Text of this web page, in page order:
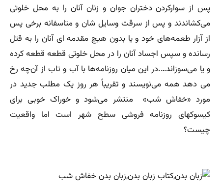
پس از سوارکردن دختران جوان و زنان آنان را به محل خلوتی
می‌کشاندند و پس از سرقت وسایل شان و متاسفانه برخی پس
از آزار طعمه‌های خود و یا بدون هیچ مقدمه ای آنان را به قتل
رسانده و سپس اجساد آنان را در محل خلوتی قطعه قطعه کرده
و یا می‌سوزاند….در این میان روزنامه‌ها با آب و تاب از آن‌چه رخ
می دهد همه می‌نویسند و تقریباً هر روز یک مطلب جدید در
مورد «خفاش شب» منتشر می‌شود و خوراک خوبی برای
کیسوکهای روزنامه فروشی سطح شهر است اما واقعیت
چیست؟